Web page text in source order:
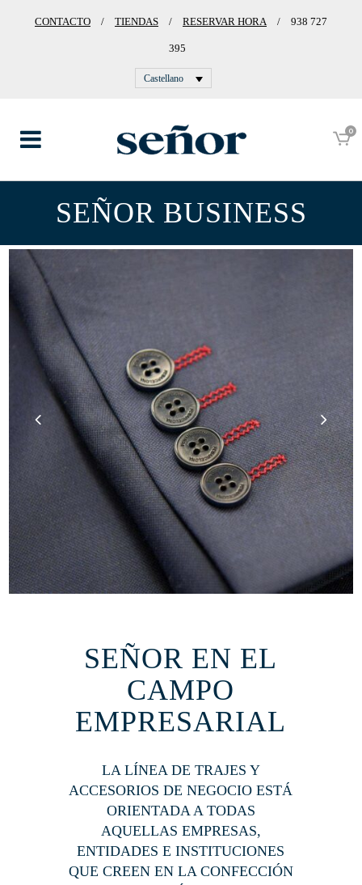
CONTACTO / TIENDAS / RESERVAR HORA / 938 727
395
Castellano
0
SEÑOR BUSINESS
SEÑOR EN EL
CAMPO
EMPRESARIAL
LA LÍNEA DE TRAJES Y
ACCESORIOS DE NEGOCIO ESTÁ
ORIENTADA A TODAS
AQUELLAS EMPRESAS,
ENTIDADES E INSTITUCIONES
QUE CREEN EN LA CONFECCIÓN